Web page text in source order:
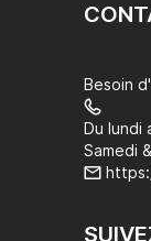
Besoin
Du lundi
Samedi